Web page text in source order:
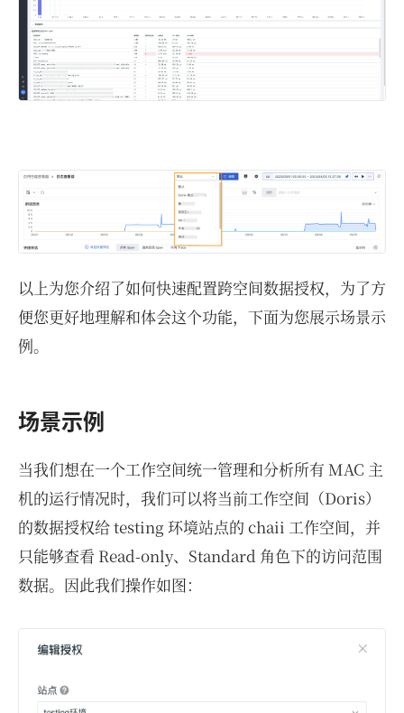
以上为您介绍了如何快速配置跨空间数据授权，为了方
便您更好地理解和体会这个功能，下面为您展示场景示
例。
场景示例
当我们想在一个工作空间统一管理和分析所有 MAC 主
机的运行情况时，我们可以将当前工作空间（Doris）
的数据授权给 testing 环境站点的 chaii 工作空间，并
只能够查看 Read-only、Standard 角色下的访问范围
数据。因此我们操作如图：